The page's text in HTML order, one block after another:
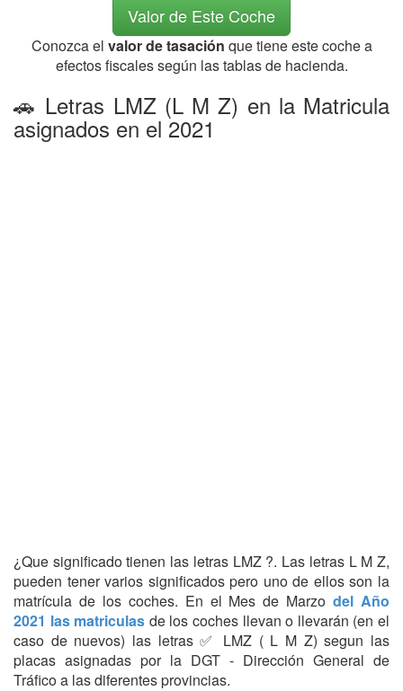
Valor de Este Coche
Conozca el valor de tasación que tiene este coche a
efectos fiscales según las tablas de hacienda.
🚗 Letras LMZ (L M Z) en la Matricula
asignados en el 2021
¿Que significado tienen las letras LMZ ?. Las letras L M Z,
pueden tener varios significados pero uno de ellos son la
matrícula de los coches. En el Mes de Marzodel Año
2021 las matriculas de los coches llevan o llevarán (en el
caso de nuevos) las letras ✅ LMZ ( L M Z) segun las
placas asignadas por la DGT - Dirección General de
Tráfico a las diferentes provincias.